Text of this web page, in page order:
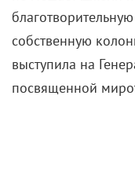
собственную
выступила на
посвященной